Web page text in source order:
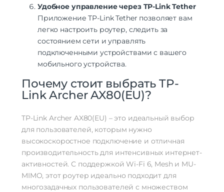
Удобное управление через TP-Link Tether
Приложение TP-Link Tether позволяет вам
легко настроить роутер, следить за
состоянием сети и управлять
подключенными устройствами с вашего
мобильного устройства.
Почему стоит выбрать TP-
Link Archer AX80(EU)?
TP-Link Archer AX80(EU) – это идеальный выбор
для пользователей, которым нужно
высокоскоростное подключение и отличная
производительность для интенсивных интернет-
активностей. С поддержкой Wi-Fi 6, Mesh и MU-
MIMO, этот роутер идеально подходит для
многозадачных пользователей с множеством